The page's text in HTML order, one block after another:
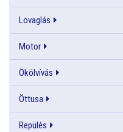
Lovaglás
Motor
Ökölvívás
Öttusa
Repülés